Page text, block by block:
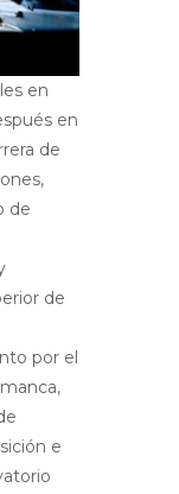
en
en
de
de
de
por el
e